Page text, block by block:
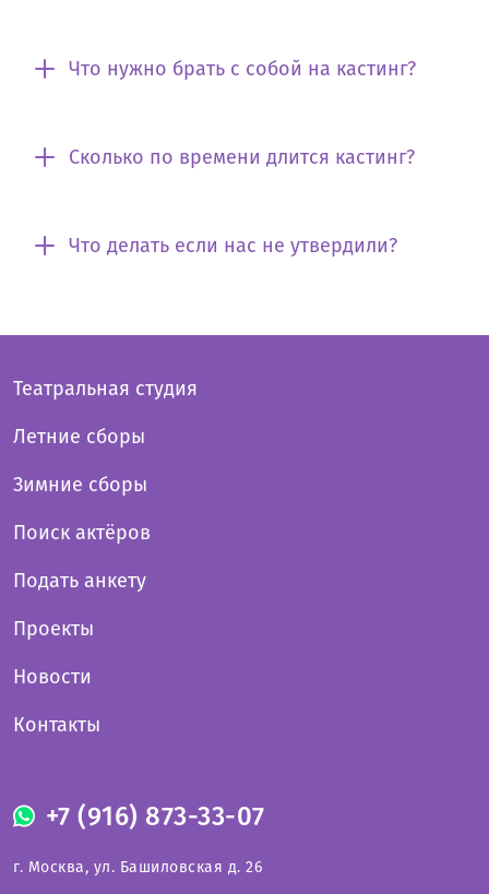
Что нужно брать с собой на кастинг?
Сколько по времени длится кастинг?
Что делать если нас не утвердили?
+7 (916) 873-33-07
г. Москва, ул. Башиловская д. 26
Театральная студия
Летние сборы
Зимние сборы
Поиск актёров
Подать анкету
Проекты
Новости
Контакты